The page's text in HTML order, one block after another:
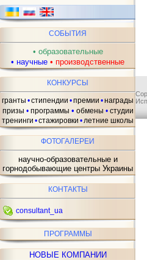
СОБЫТИЯ
• образовательные
• научные • производственные
КОНКУРСЫ
гранты •стипендии •премии •награды
призы • программы • обмены • студии
тренинги •стажировки •летние школы
ФОТОГАЛЕРЕИ
научно-образовательные и
горнодобывающие центры Украины
КОНТАКТЫ
consultant_ua
ПРОГРАММЫ
НОВЫЕ КОМПАНИИ